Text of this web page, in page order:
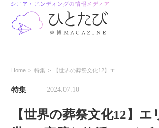
Home 特集 【世界の葬祭文化12】エ...
特集 2024.07.10
【世界の葬祭文化12】エ